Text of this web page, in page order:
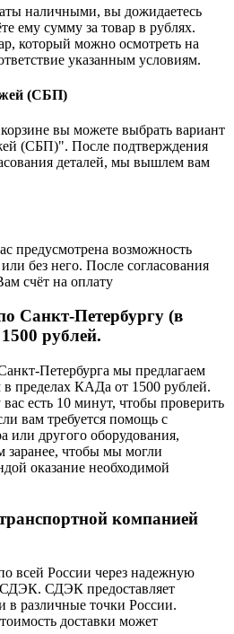
наличными, вы дожидаетесь
ему сумму за товар в рублях.
который можно осмотреть на
указанным условиям.
(СБП)
вы можете выбрать вариант
(СБП)". После подтверждения
деталей, мы вышлем вам
предусмотрена возможность
без него. После согласования
счёт на оплату
Санкт-Петербургу (в
рублей.
Петербурга мы предлагаем
в пределах КАДа от 1500 рублей.
есть 10 минут, чтобы проверить
вам требуется помощь с
или другого оборудования,
заранее, чтобы мы могли
оказание необходимой
компанией
всей России через надежную
СДЭК предоставляет
в различные точки России.
доставки может